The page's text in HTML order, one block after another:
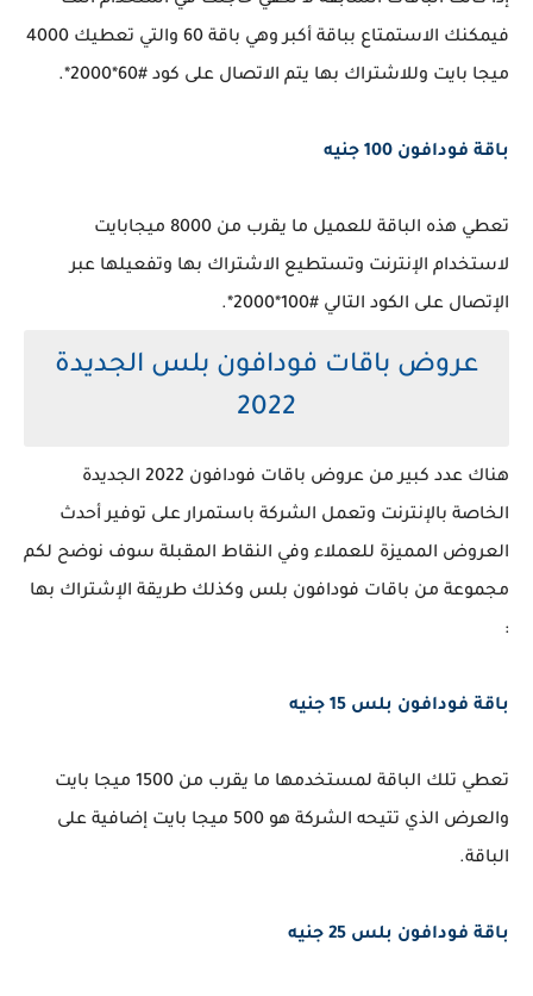
فيمكنك الاستمتاع بباقة أكبر وهي باقة 60 والتي تعطيك 4000
ميجا بايت وللاشتراك بها يتم الاتصال على كود #60*2000*.
باقة فودافون 100 جنيه
تعطي هذه الباقة للعميل ما يقرب من 8000 ميجابايت
لاستخدام الإنترنت وتستطيع الاشتراك بها وتفعيلها عبر
الإتصال على الكود التالي #100*2000*.
عروض باقات فودافون بلس الجديدة
2022
هناك عدد كبير من عروض باقات فودافون 2022 الجديدة
الخاصة بالإنترنت وتعمل الشركة باستمرار على توفير أحدث
العروض المميزة للعملاء وفي النقاط المقبلة سوف نوضح لكم
مجموعة من باقات فودافون بلس وكذلك طريقة الإشتراك بها
:
باقة فودافون بلس 15 جنيه
تعطي تلك الباقة لمستخدمها ما يقرب من 1500 ميجا بايت
والعرض الذي تتيحه الشركة هو 500 ميجا بايت إضافية على
الباقة.
باقة فودافون بلس 25 جنيه